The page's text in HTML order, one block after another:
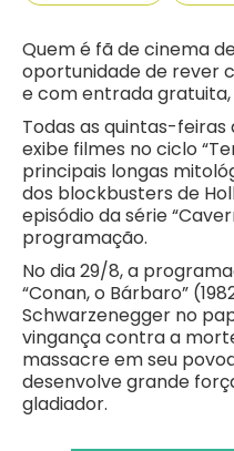
Quem é fã de cinema
oportunidade de rever
e com entrada
Todas as quintas-feiras
exibe filmes no ciclo
principais longas
dos blockbusters de
episódio da série
programação.
No dia 29/8, a
“Conan, o Bárbaro”
Schwarzenegger no
vingança contra a
massacre em seu
desenvolve grande
gladiador.